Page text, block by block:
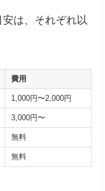
は、それぞれ以
費用
1,000円〜2,000円
3,000円〜
無料
無料